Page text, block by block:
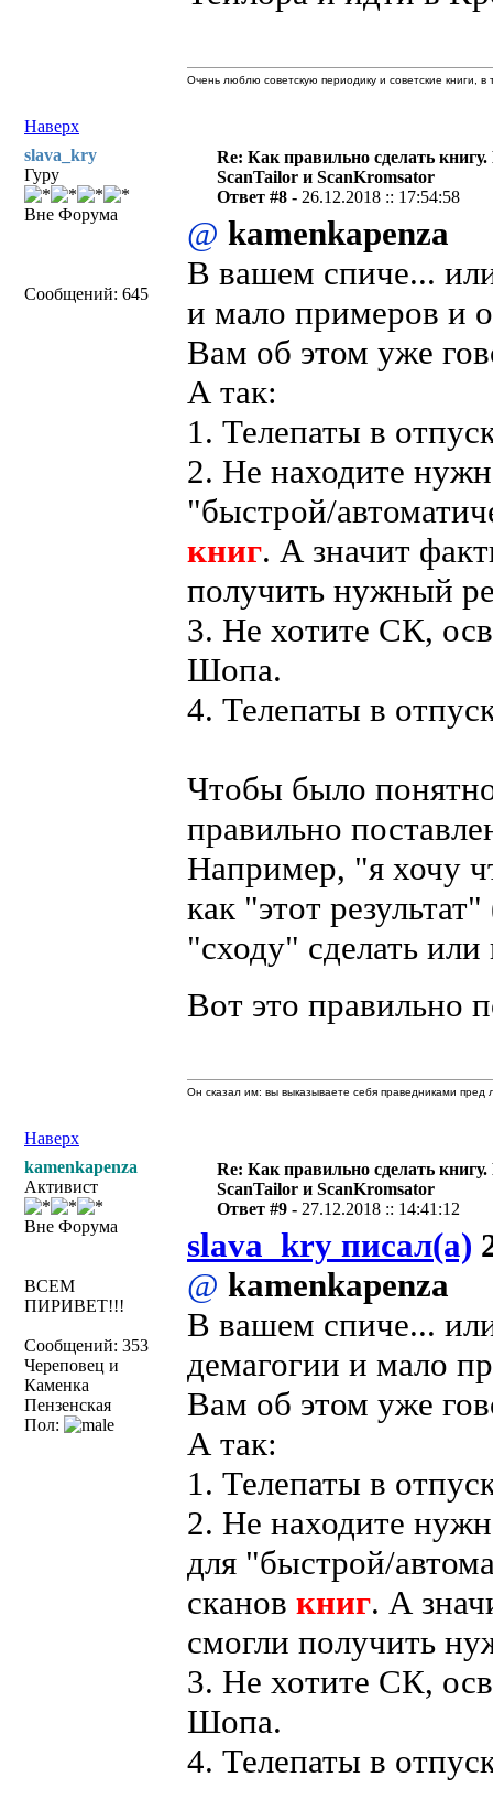
Наверх
Очень люблю советскую периодику и советские книги,
slava_kry
Гуру
Вне Форума
Сообщений: 645
Re: Как правильно сделать
ScanTailor и ScanKromsator
Ответ #8 - 26.12.2018 :: 17:54:58
@ kamenkapenza
В вашем спиче...
и мало примеров и
Вам об этом уже
А так:
1. Телепаты в
2. Не находите
"быстрой/
книг. А значит
получить нужный
3. Не хотите СК,
Шопа.
4. Телепаты в
Чтобы было
правильно
Например, "я хочу
как "этот
"сходу" сделать или
Вот это правильно
Наверх
Он сказал им: вы выказываете себя праведниками
kamenkapenza
Активист
Вне Форума
ВСЕМ
ПИРИВЕТ!!!
Сообщений: 353
Череповец и
Каменка
Пензенская
Пол:
Re: Как правильно сделать
ScanTailor и ScanKromsator
Ответ #9 - 27.12.2018 :: 14:41:12
slava_kry писал(а)
@ kamenkapenza
В вашем спиче...
демагогии и мало
Вам об этом уже
А так:
1. Телепаты в
2. Не находите
для "быстрой/
сканов книг. А
смогли получить
3. Не хотите СК,
Шопа.
4. Телепаты в